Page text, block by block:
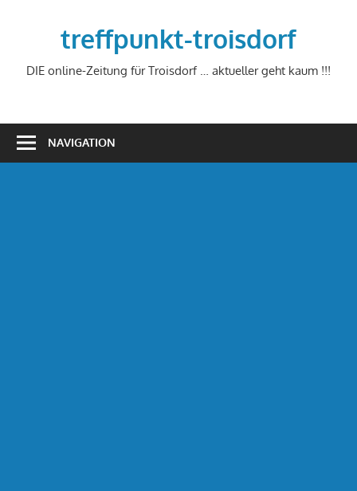
treffpunkt-troisdorf
DIE online-Zeitung für Troisdorf … aktueller geht kaum !!!
NAVIGATION